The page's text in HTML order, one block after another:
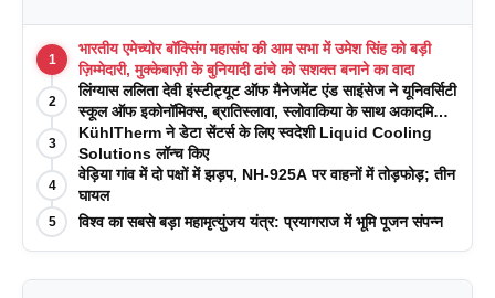
1
भारतीय एमेच्योर बॉक्सिंग महासंघ की आम सभा में उमेश सिंह को बड़ी
ज़िम्मेदारी, मुक्केबाज़ी के बुनियादी ढांचे को सशक्त बनाने का वादा
2
लिंग्यास ललिता देवी इंस्टीट्यूट ऑफ मैनेजमेंट एंड साइंसेज ने यूनिवर्सिटी
स्कूल ऑफ इकोनॉमिक्स, ब्रातिस्लावा, स्लोवाकिया के साथ अकादमिक
पत्रिकाओं में प्रकाशन रणनीतियों पर एक दिवसीय कार्यशाला का
आयोजन किया
3
KühlTherm ने डेटा सेंटर्स के लिए स्वदेशी Liquid Cooling
Solutions लॉन्च किए
4
वेड़िया गांव में दो पक्षों में झड़प, NH-925A पर वाहनों में तोड़फोड़; तीन
घायल
5 विश्व का सबसे बड़ा महामृत्युंजय यंत्र: प्रयागराज में भूमि पूजन संपन्न